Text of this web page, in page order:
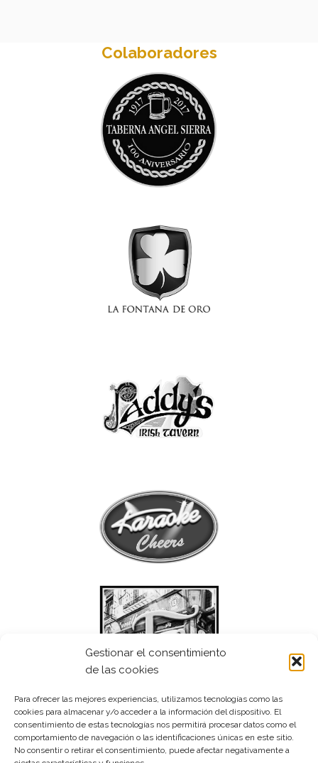
Gestionar el consentimiento
de las cookies
Para ofrecer las mejores experiencias, utilizamos tecnologías como las
cookies para almacenar y/o acceder a la información del dispositivo. El
consentimiento de estas tecnologías nos permitirá procesar datos como el
comportamiento de navegación o las identificaciones únicas en este sitio.
No consentir o retirar el consentimiento, puede afectar negativamente a
Colaboradores